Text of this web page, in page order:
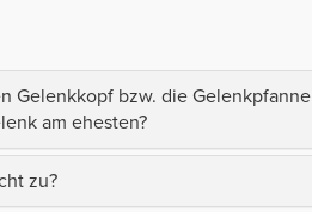
Gelenkkopf bzw. die Gelenkpfanne
am ehesten?
zu?